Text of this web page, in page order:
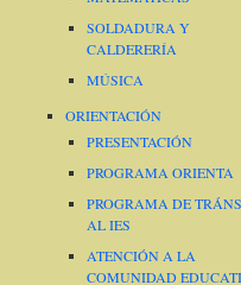
SOLDADURA Y
CALDERERÍA
MÚSICA
ORIENTACIÓN
PRESENTACIÓN
PROGRAMA ORIENTA
PROGRAMA DE
AL IES
ATENCIÓN A LA
COMUNIDAD